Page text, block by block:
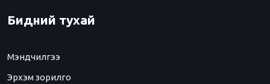
Бидний тухай
Мэндчилгээ
Эрхэм зорилго